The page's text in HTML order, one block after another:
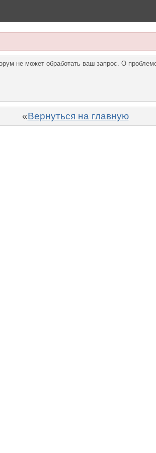
не может обработать ваш запрос. О
«Вернуться на главную